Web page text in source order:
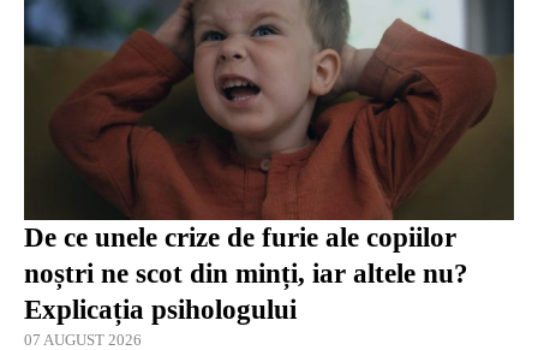
De ce unele crize de furie ale copiilor
noștri ne scot din minți, iar altele nu?
Explicația psihologului
07 AUGUST 2026